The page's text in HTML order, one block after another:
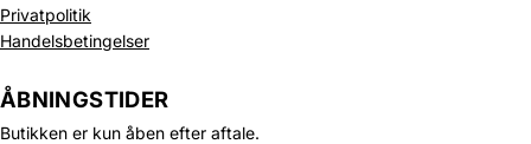
Privatpolitik
Handelsbetingelser
ÅBNINGSTIDER
Butikken er kun åben efter aftale.
Politik om beskyttelse af persondata
Refusionspolitik
Leveringspolitik